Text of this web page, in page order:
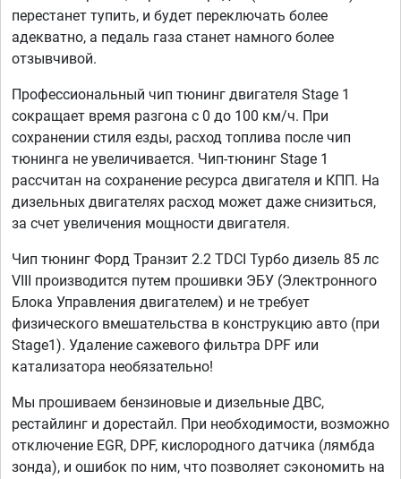
перестанет тупить, и будет переключать более
адекватно, а педаль газа станет намного более
отзывчивой.
Профессиональный чип тюнинг двигателя Stage 1
сокращает время разгона с 0 до 100 км/ч. При
сохранении стиля езды, расход топлива после чип
тюнинга не увеличивается. Чип-тюнинг Stage 1
рассчитан на сохранение ресурса двигателя и КПП. На
дизельных двигателях расход может даже снизиться,
за счет увеличения мощности двигателя.
Чип тюнинг Форд Транзит 2.2 TDCI Турбо дизель 85 лс
VIII производится путем прошивки ЭБУ (Электронного
Блока Управления двигателем) и не требует
физического вмешательства в конструкцию авто (при
Stage1). Удаление сажевого фильтра DPF или
катализатора необязательно!
Мы прошиваем бензиновые и дизельные ДВС,
рестайлинг и дорестайл. При необходимости, возможно
отключение EGR, DPF, кислородного датчика (лямбда
зонда), и ошибок по ним, что позволяет сэкономить на